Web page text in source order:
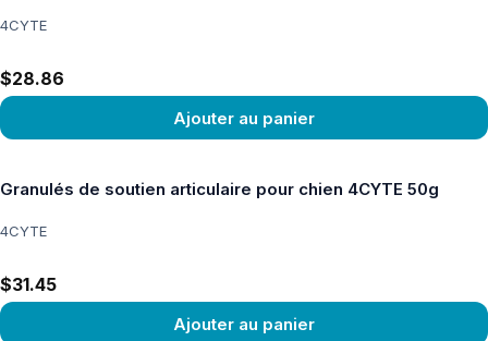
4CYTE
$28.86
Ajouter au panier
Granulés de soutien articulaire pour chien 4CYTE 50g
4CYTE
$31.45
Ajouter au panier